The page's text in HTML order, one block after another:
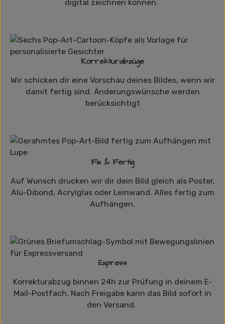
digital zeichnen können.
Korrekturabzüge
Wir schicken dir eine Vorschau deines Bildes, wenn wir
damit fertig sind. Änderungswünsche werden
berücksichtigt
Fix & Fertig
Auf Wunsch drucken wir dir dein Bild gleich als Poster,
Alu-Dibond, Acrylglas oder Leinwand. Alles fertig zum
Aufhängen.
Express
Korrekturabzug binnen 24h zur Prüfung in deinem E-
Mail-Postfach. Nach Freigabe kann das Bild sofort in
den Versand.